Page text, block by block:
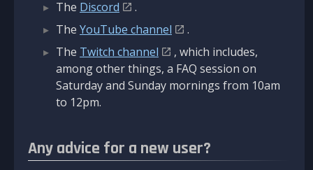
The Discord
.
The YouTube channel
.
The Twitch channel
, which includes,
among other things, a FAQ session on
Saturday and Sunday mornings from 10am
to 12pm.
Any advice for a new user?